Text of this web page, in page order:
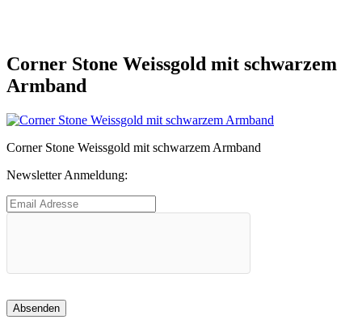
Corner Stone Weissgold mit schwarzem
Armband
Corner Stone Weissgold mit schwarzem Armband
Newsletter Anmeldung: